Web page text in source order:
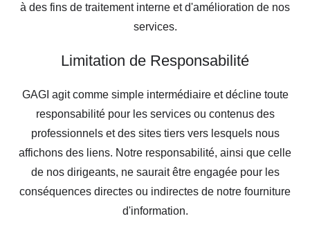
à des fins de traitement interne et d'amélioration de nos
services.
Limitation de Responsabilité
GAGI agit comme simple intermédiaire et décline toute
responsabilité pour les services ou contenus des
professionnels et des sites tiers vers lesquels nous
affichons des liens. Notre responsabilité, ainsi que celle
de nos dirigeants, ne saurait être engagée pour les
conséquences directes ou indirectes de notre fourniture
d'information.